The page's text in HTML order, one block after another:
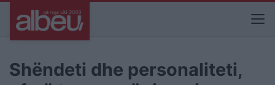
Shëndeti dhe personaliteti,